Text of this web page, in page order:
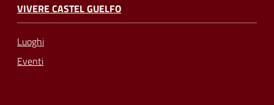
VIVERE CASTEL GUELFO
Luoghi
Eventi